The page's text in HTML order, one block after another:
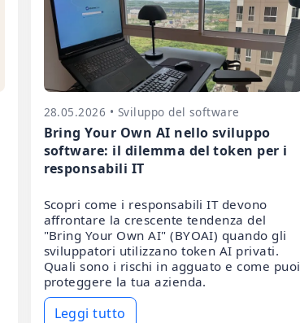
28.05.2026 • Sviluppo del software
Bring Your Own AI nello sviluppo
software: il dilemma del token per i
responsabili IT
Scopri come i responsabili IT devono
affrontare la crescente tendenza del
"Bring Your Own AI" (BYOAI) quando gli
sviluppatori utilizzano token AI privati.
Quali sono i rischi in agguato e come puoi
proteggere la tua azienda.
Leggi tutto